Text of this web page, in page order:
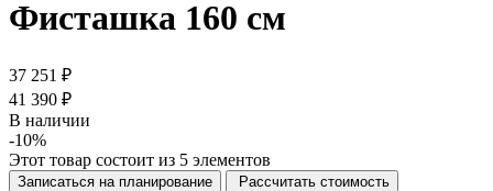
Фисташка 160 см
37 251 ₽
41 390 ₽
В наличии
-10%
Этот товар состоит из 5 элементов
Записаться на планирование Рассчитать стоимость